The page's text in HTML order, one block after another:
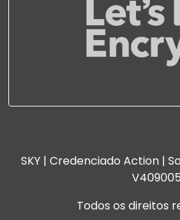
SKY | Credenciado Action |
V409005
Todos os direitos